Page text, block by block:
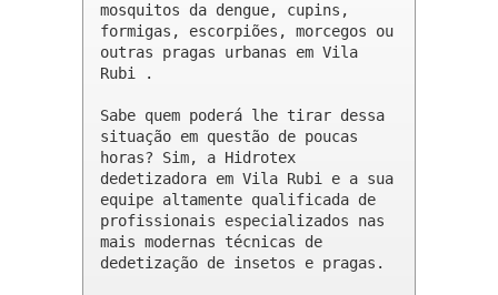
mosquitos da dengue, cupins,
formigas, escorpiões, morcegos ou
outras pragas urbanas em Vila
Rubi .
Sabe quem poderá lhe tirar dessa
situação em questão de poucas
horas? Sim, a Hidrotex
dedetizadora em Vila Rubi e a sua
equipe altamente qualificada de
profissionais especializados nas
mais modernas técnicas de
dedetização de insetos e pragas.